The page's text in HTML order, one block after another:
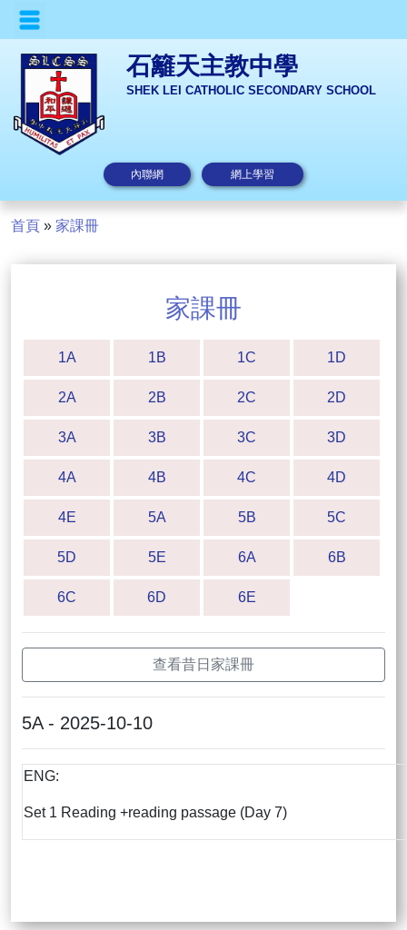
石籬天主教中學
SHEK LEI CATHOLIC SECONDARY SCHOOL
內聯網 網上學習
首頁 » 家課冊
家課冊
1A 1B 1C 1D
2A 2B 2C 2D
3A 3B 3C 3D
4A 4B 4C 4D
4E 5A 5B 5C
5D 5E 6A 6B
6C 6D 6E
查看昔日家課冊
5A - 2025-10-10
ENG:
Set 1 Reading +reading passage (Day 7)